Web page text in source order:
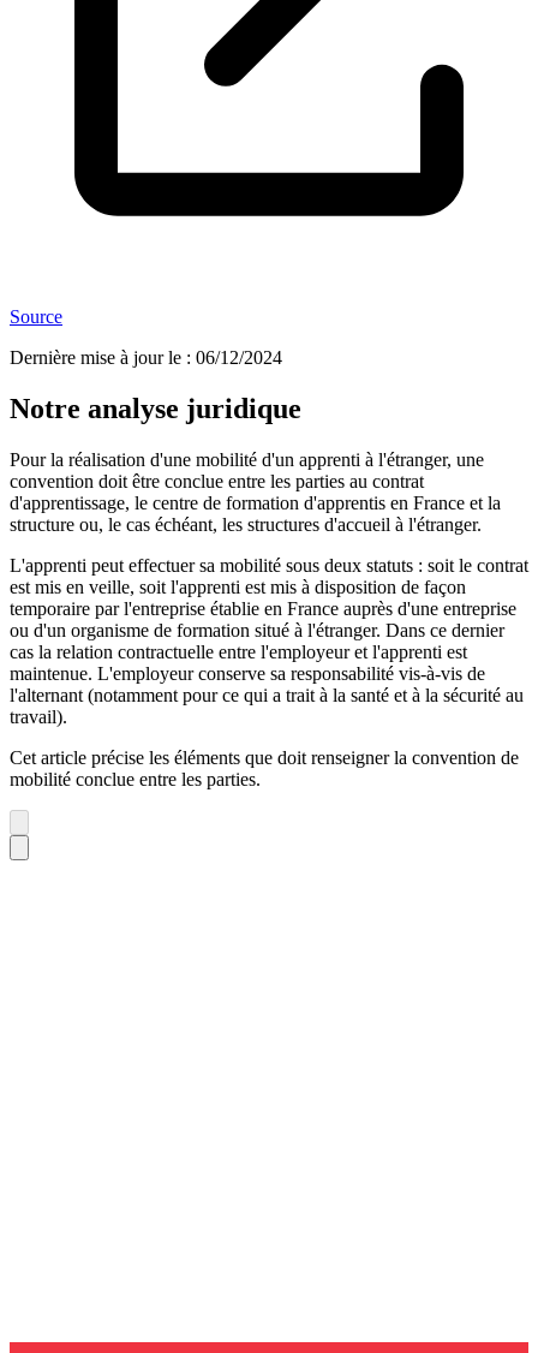
Source
Dernière mise à jour le : 06/12/2024
Notre analyse juridique
Pour la réalisation d'une mobilité d'un apprenti à l'étranger, une
convention doit être conclue entre les parties au contrat
d'apprentissage, le centre de formation d'apprentis en France et la
structure ou, le cas échéant, les structures d'accueil à l'étranger.
L'apprenti peut effectuer sa mobilité sous deux statuts : soit le contrat
est mis en veille, soit l'apprenti est mis à disposition de façon
temporaire par l'entreprise établie en France auprès d'une entreprise
ou d'un organisme de formation situé à l'étranger. Dans ce dernier
cas la relation contractuelle entre l'employeur et l'apprenti est
maintenue. L'employeur conserve sa responsabilité vis-à-vis de
l'alternant (notamment pour ce qui a trait à la santé et à la sécurité au
travail).
Cet article précise les éléments que doit renseigner la convention de
mobilité conclue entre les parties.